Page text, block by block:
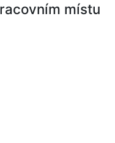
místu